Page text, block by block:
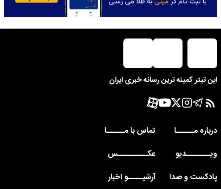
این تیتر کمینه ترین رسانه خبری ایران
درباره مــــــا
تماس با مــــــا
ویــــــــدیو
عکــــــــــس
پادکست و صدا
آرشیـــــو اخبار